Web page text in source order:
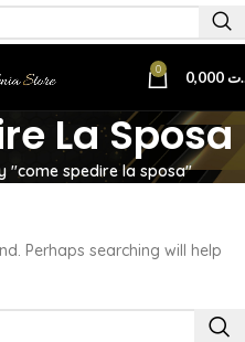
0
La Sposa
"come spedire la sposa"
Perhaps searching will help